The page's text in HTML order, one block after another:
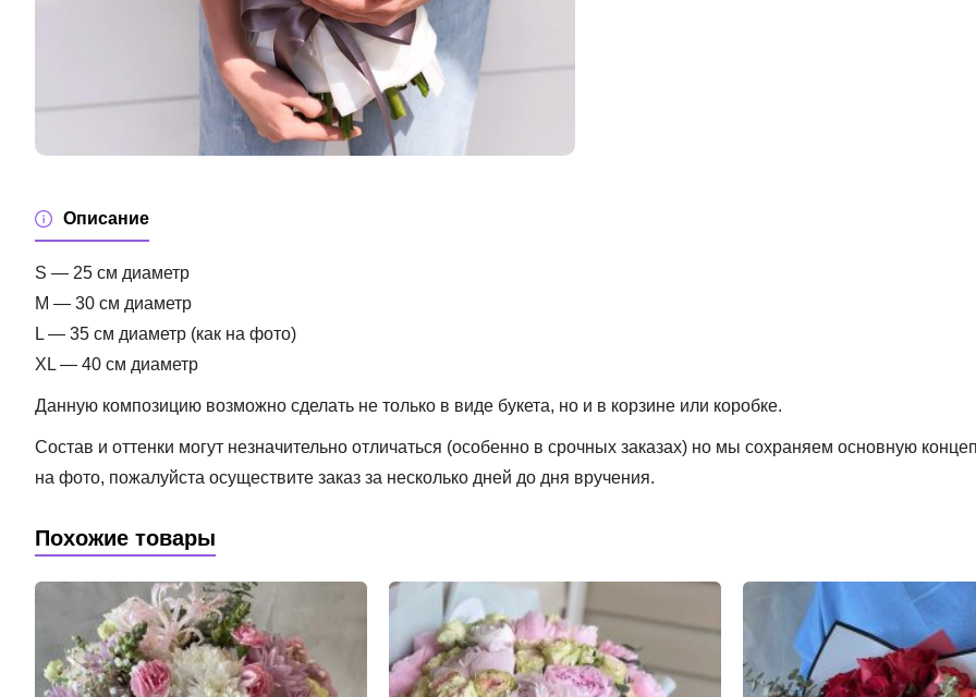
Описание
S — 25 см диаметр
M — 30 см диаметр
L — 35 см диаметр (как на фото)
XL — 40 см диаметр
Данную композицию возможно сделать не только в виде букета, но и в корзине или коробке.
Состав и оттенки могут незначительно отличаться (особенно в срочных заказах) но мы сохраняем основную
на фото, пожалуйста осуществите заказ за несколько дней до дня вручения.
Похожие товары